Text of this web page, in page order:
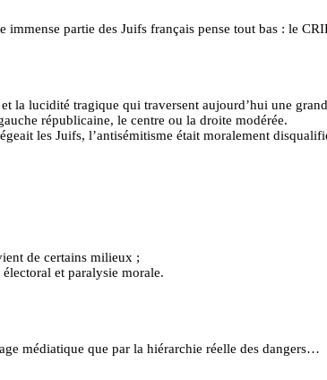
partie des Juifs français pense tout bas : le
la lucidité tragique qui traversent aujourd’hui une
républicaine, le centre ou la droite modérée.
les Juifs, l’antisémitisme était moralement
de certains milieux ;
et paralysie morale.
médiatique que par la hiérarchie réelle des dangers…